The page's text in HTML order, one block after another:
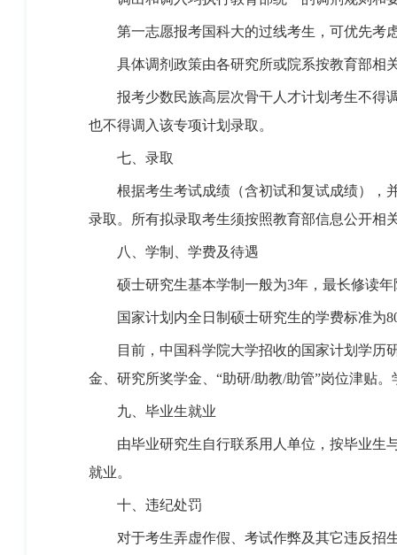
第一志愿报考国科大的过线考生，可优先考
具体调剂政策由各研究所或院系按教育部相
报考少数民族高层次骨干人才计划考生不得调
也不得调入该专项计划录取。
七、录取
根据考生考试成绩（含初试和复试成绩），并
录取。所有拟录取考生须按照教育部信息公开
八、学制、学费及待遇
硕士研究生基本学制一般为3年，最长修读年
国家计划内全日制硕士研究生的学费标准为
目前，中国科学院大学招收的国家计划学历研
金、研究所奖学金、“助研/助教/助管”岗位津贴
九、毕业生就业
由毕业研究生自行联系用人单位，按毕业生与
就业。
十、违纪处罚
对于考生弄虚作假、考试作弊及其它违反招